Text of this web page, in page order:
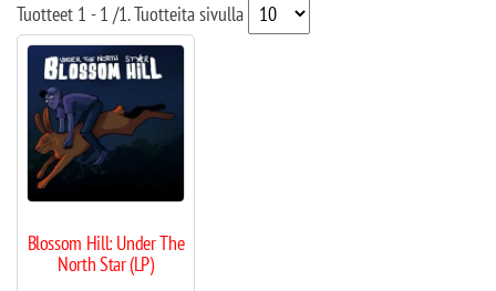
Tuotteet 1 - 1 /1. Tuotteita sivulla
Blossom Hill: Under The
North Star (LP)